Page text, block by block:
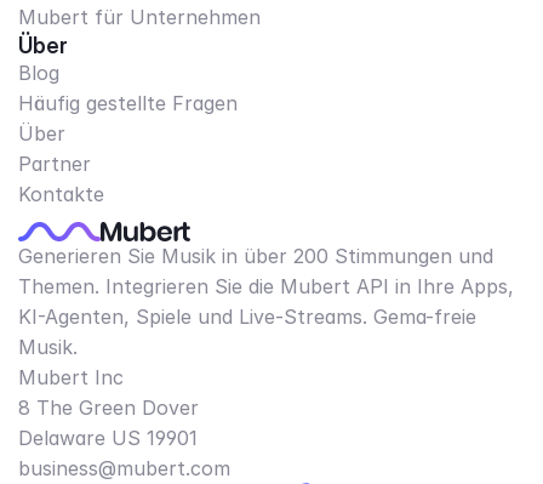
Mubert für Unternehmen
Über
Blog
Häufig gestellte Fragen
Über
Partner
Kontakte
Generieren Sie Musik in über 200 Stimmungen und
Themen. Integrieren Sie die Mubert API in Ihre Apps,
KI-Agenten, Spiele und Live-Streams. Gema-freie
Musik.
Mubert Inc
8 The Green Dover
Delaware US 19901​
business@mubert.com